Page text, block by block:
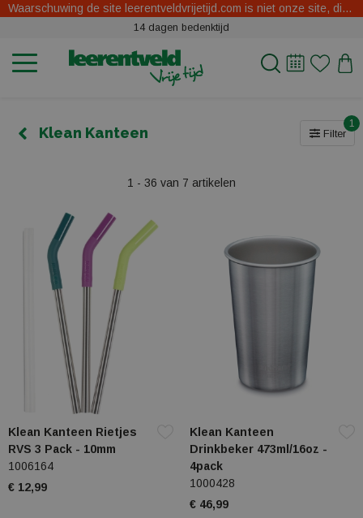
Waarschuwing de site leerentveldvrijetijd.com is niet onze site, dit zijn oplichters.
14 dagen bedenktijd
Klean Kanteen Filter
1
1 - 36 van 7 artikelen
Klean Kanteen Rietjes
RVS 3 Pack - 10mm
1006164
€ 12,99
Klean Kanteen
Drinkbeker 473ml/16oz -
4pack
1000428
€ 46,99